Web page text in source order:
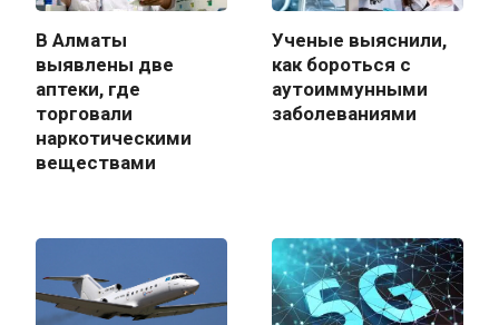
В Алматы
выявлены две
аптеки, где
торговали
наркотическими
веществами
Ученые выяснили,
как бороться с
аутоиммунными
заболеваниями